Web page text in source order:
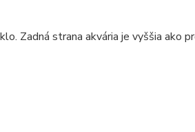
Zadná strana akvária je vyššia ako